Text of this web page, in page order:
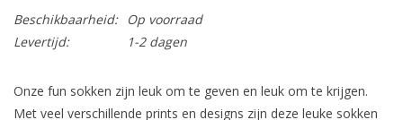
Beschikbaarheid:
Op voorraad
Levertijd:
1-2 dagen
Onze fun sokken zijn leuk om te geven en leuk om te krijgen.
Met veel verschillende prints en designs zijn deze leuke sokken